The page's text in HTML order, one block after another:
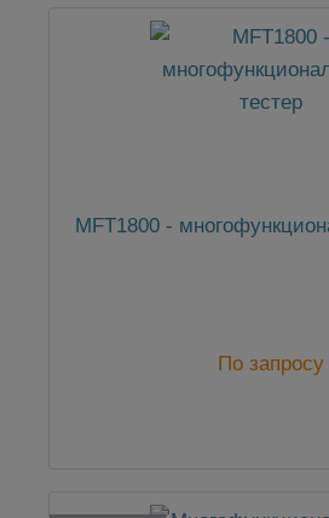
MFT1800 -
По запросу